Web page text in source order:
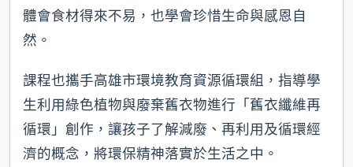
體會食材得來不易，也學會珍惜生命與感恩自
然。
課程也攜手高雄市環境教育資源循環組，指導學
生利用綠色植物與廢棄舊衣物進行「舊衣纖維再
循環」創作，讓孩子了解減廢、再利用及循環經
濟的概念，將環保精神落實於生活之中。